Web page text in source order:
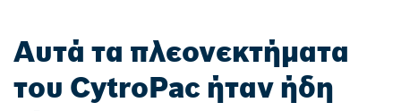
Αυτά τα πλεονεκτήματα
του CytroPac ήταν ήδη